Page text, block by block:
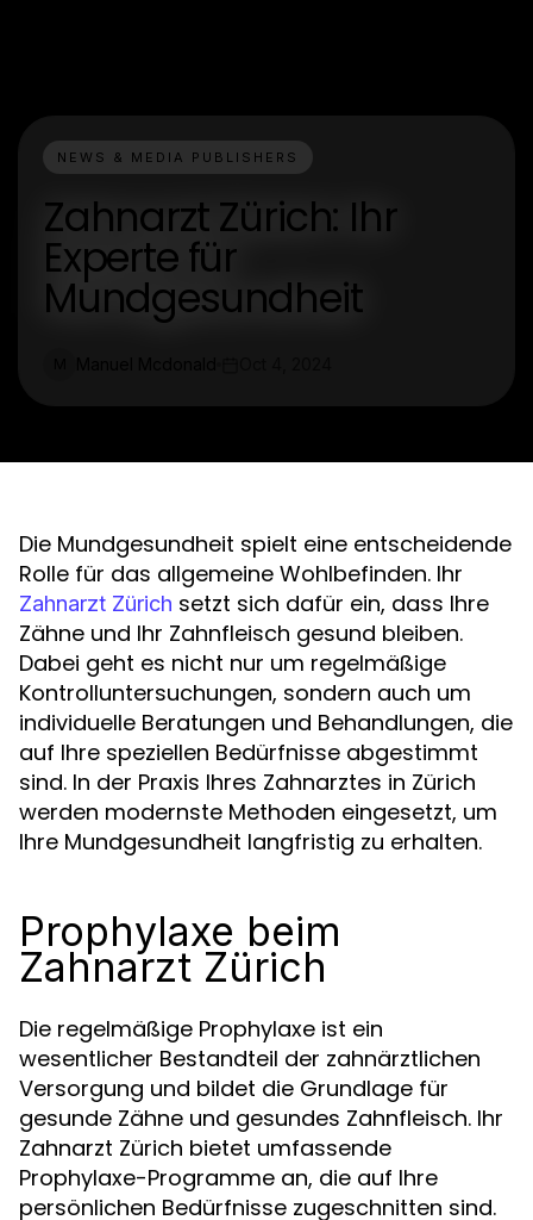
NEWS & MEDIA PUBLISHERS
Zahnarzt Zürich: Ihr
Experte für
Mundgesundheit
Die Mundgesundheit spielt eine entscheidende
Rolle für das allgemeine Wohlbefinden. Ihr
Zahnarzt Zürich setzt sich dafür ein, dass Ihre
Zähne und Ihr Zahnfleisch gesund bleiben.
Dabei geht es nicht nur um regelmäßige
Kontrolluntersuchungen, sondern auch um
individuelle Beratungen und Behandlungen, die
auf Ihre speziellen Bedürfnisse abgestimmt
sind. In der Praxis Ihres Zahnarztes in Zürich
werden modernste Methoden eingesetzt, um
Ihre Mundgesundheit langfristig zu erhalten.
Prophylaxe beim
Zahnarzt Zürich
Die regelmäßige Prophylaxe ist ein
wesentlicher Bestandteil der zahnärztlichen
Versorgung und bildet die Grundlage für
gesunde Zähne und gesundes Zahnfleisch. Ihr
Zahnarzt Zürich bietet umfassende
Prophylaxe-Programme an, die auf Ihre
persönlichen Bedürfnisse zugeschnitten sind.